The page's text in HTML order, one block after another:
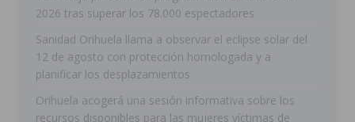
2026 tras superar los 78.000 espectadores
Sanidad Orihuela llama a observar el eclipse solar del
12 de agosto con protección homologada y a
planificar los desplazamientos
Orihuela acogerá una sesión informativa sobre los
recursos disponibles para las mujeres víctimas de